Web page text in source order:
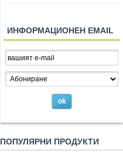
ИНФОРМАЦИОНЕН EMAIL
ПОПУЛЯРНИ ПРОДУКТИ